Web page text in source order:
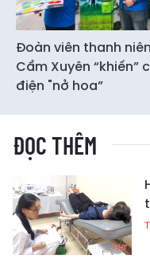
Đoàn viên thanh niên
Cẩm Xuyên “khiến”
điện "nở hoa”
ĐỌC THÊM